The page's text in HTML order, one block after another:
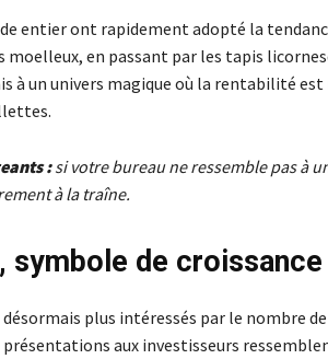
entier ont rapidement adopté la
en passant par les tapis
à un univers magique où la rentabilité est
:si votre bureau ne ressemble pas à
à la traîne.
symbole de
plus intéressés par le nombre
aux investisseurs